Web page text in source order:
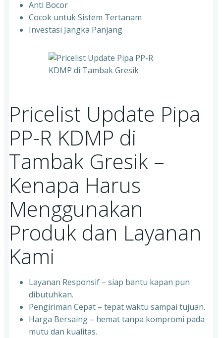
Anti Bocor
Cocok untuk Sistem Tertanam
Investasi Jangka Panjang
Pricelist Update Pipa
PP-R KDMP di
Tambak Gresik –
Kenapa Harus
Menggunakan
Produk dan Layanan
Kami
Layanan Responsif – siap bantu kapan pun
dibutuhkan.
Pengiriman Cepat – tepat waktu sampai tujuan.
Harga Bersaing – hemat tanpa kompromi pada
mutu dan kualitas.